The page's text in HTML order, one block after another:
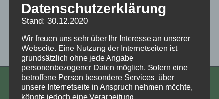
2024 handout-1
_Verschickungskinder - Geschichte-Greif-Higer
2024 handout-1
KONTAKT
Datenschutzerklärung
Stand: 30.12.2020
Wir freuen uns sehr über Ihr Interesse an unserer
Webseite. Eine Nutzung der Internetseiten ist
grundsätzlich ohne jede Angabe
personenbezogener Daten möglich. Sofern eine
betroffene Person besondere Services über
unsere Internetseite in Anspruch nehmen möchte,
könnte jedoch eine Verarbeitung